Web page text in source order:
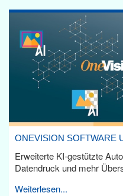
ONEVISION SOFTWARE
Erweiterte KI-gestützte
Datendruck und mehr
Weiterlesen...